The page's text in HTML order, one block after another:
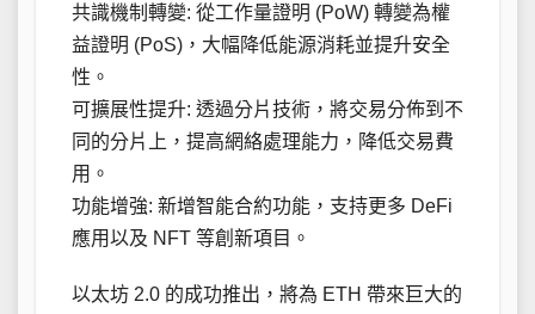
共識機制轉變: 從工作量證明 (PoW) 轉變為權
益證明 (PoS)，大幅降低能源消耗並提升安全
性。
可擴展性提升: 透過分片技術，將交易分佈到不
同的分片上，提高網絡處理能力，降低交易費
用。
功能增強: 新增智能合約功能，支持更多 DeFi
應用以及 NFT 等創新項目。
以太坊 2.0 的成功推出，將為 ETH 帶來巨大的